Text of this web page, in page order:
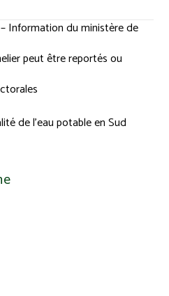
Information du ministère de
peut être reportés ou
de l’eau potable en Sud